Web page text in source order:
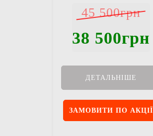
45 500грн
38 500грн
ДЕТАЛЬНІШЕ
ЗАМОВИТИ ПО АКЦІЇ